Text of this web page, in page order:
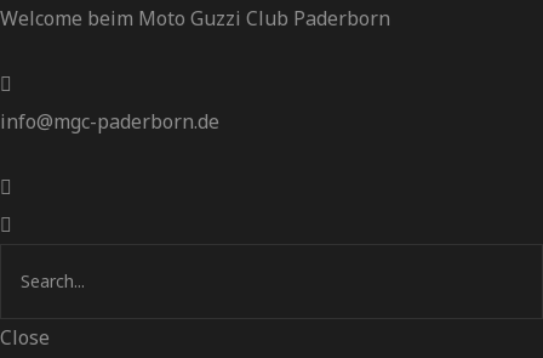
Welcome beim Moto Guzzi Club Paderborn
info@mgc-paderborn.de
Close